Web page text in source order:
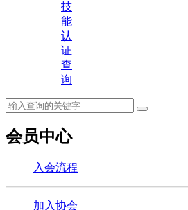
技
能
认
证
查
询
会员中心
入会流程
加入协会